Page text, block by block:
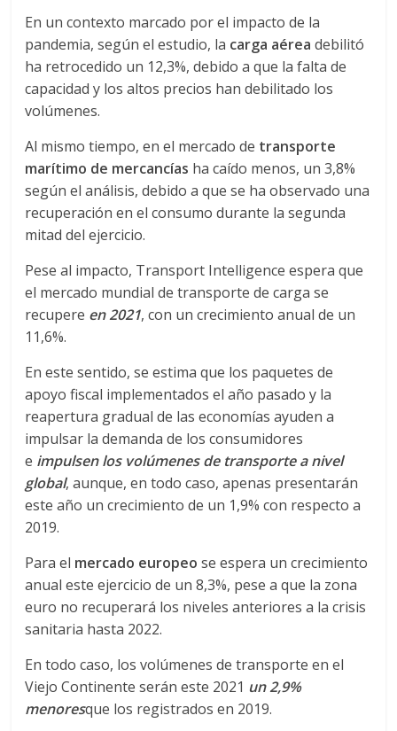
r
a
n
s
p
o
r
t
e
d
e
E
q
u
En un contexto marcado por el impacto de la
pandemia, según el estudio, la carga aérea debilitó
ha retrocedido un 12,3%, debido a que la falta de
capacidad y los altos precios han debilitado los
volúmenes.
Al mismo tiempo, en el mercado de transporte
marítimo de mercancías ha caído menos, un 3,8%
según el análisis, debido a que se ha observado una
recuperación en el consumo durante la segunda
mitad del ejercicio.
Pese al impacto, Transport Intelligence espera que
el mercado mundial de transporte de carga se
recupere en 2021, con un crecimiento anual de un
11,6%.
En este sentido, se estima que los paquetes de
apoyo fiscal implementados el año pasado y la
reapertura gradual de las economías ayuden a
impulsar la demanda de los consumidores
e impulsen los volúmenes de transporte a nivel
global, aunque, en todo caso, apenas presentarán
este año un crecimiento de un 1,9% con respecto a
2019.
Para el mercado europeo se espera un crecimiento
anual este ejercicio de un 8,3%, pese a que la zona
euro no recuperará los niveles anteriores a la crisis
sanitaria hasta 2022.
En todo caso, los volúmenes de transporte en el
Viejo Continente serán este 2021 un 2,9%
menoresque los registrados en 2019.